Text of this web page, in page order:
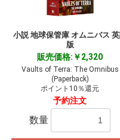
小説 地球保管庫 オムニバス
版
販売価格:￥2,320
Vaults of Terra: The Omnibus
(Paperback)
ポイント10％還元
予約注文
数量